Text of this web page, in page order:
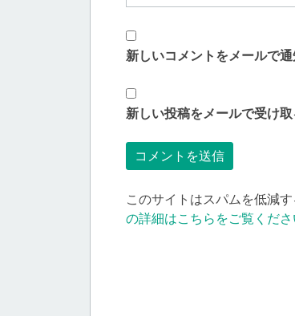
新しいコメントをメールで
新しい投稿をメールで受け取
このサイトはスパムを低減
の詳細はこちらをご覧くださ